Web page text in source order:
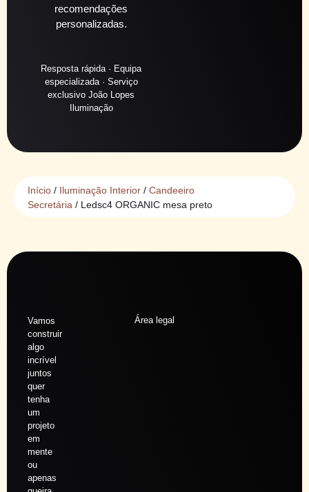
recomendações
personalizadas.
Resposta rápida · Equipa
especializada · Serviço
exclusivo João Lopes
Iluminação
Início / Iluminação Interior / Candeeiro
Secretária / Ledsc4 ORGANIC mesa preto
Vamos
construir
algo
incrível
juntos
quer
tenha
um
projeto
em
mente
ou
apenas
Área legal